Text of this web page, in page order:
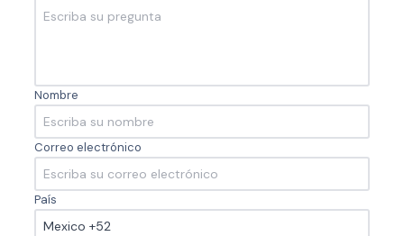
Nombre
Correo electrónico
País